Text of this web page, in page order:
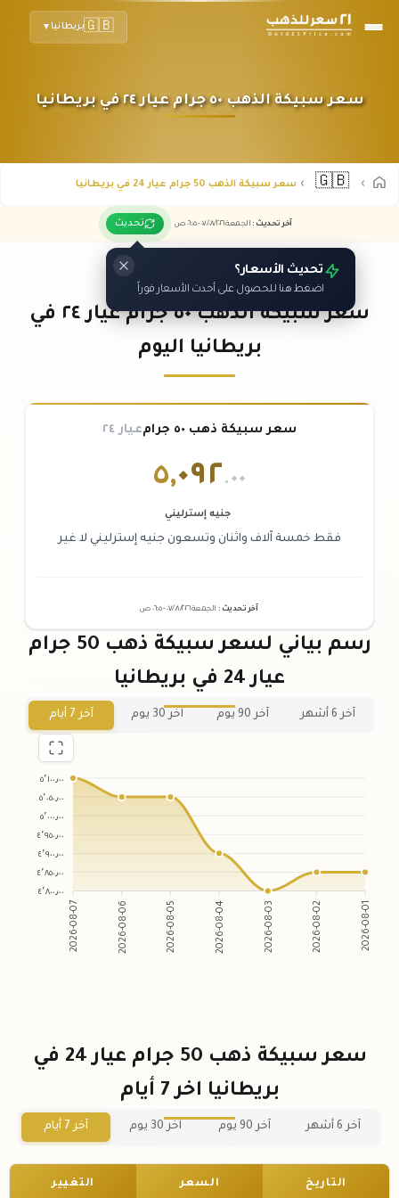
🇬🇧بريطانيا ▼
سعر سبيكة الذهب ٥٠ جرام عيار ٢٤ في بريطانيا
🇬🇧 سعر سبيكة الذهب 50 جرام عيار 24 في بريطانيا
آخر تحديث : الجمعة ٠٧ /٠٨/٢٠٢٦ - ٠٦:٠٥ ص تحديث
تحديث الأسعار؟
اضغط هنا للحصول على أحدث الأسعار فوراً
سعر سبيكة الذهب ٥٠ جرام عيار ٢٤ في
بريطانيا اليوم
سعر سبيكة ذهب ٥٠ جرام عيار ٢٤
٥,٠٩٢.٠٠
جنيه إسترليني
فقط خمسة آلاف واثنان وتسعون جنيه إسترليني لا غير
آخر تحديث : الجمعة ٠٧ /٠٨/٢٠٢٦ - ٠٦:٠٥ ص
رسم بياني لسعر سبيكة ذهب 50 جرام
عيار 24 في بريطانيا
آخر 6 أشهر آخر 90 يوم آخر 30 يوم آخر 7 أيام
٥٬١٠٠٫٠٠
٥٬٠٥٠٫٠٠
٥٬٠٠٠٫٠٠
٤٬٩٥٠٫٠٠
٤٬٩٠٠٫٠٠
٤٬٨٥٠٫٠٠
٤٬٨٠٠٫٠٠
2026-08-07 2026-08-06 2026-08-05 2026-08-04 2026-08-03 2026-08-02 2026-08-01
سعر سبيكة ذهب 50 جرام عيار 24 في
بريطانيا اخر 7 أيام
آخر 6 أشهر آخر 90 يوم آخر 30 يوم آخر 7 أيام
التاريخ السعر التغيير